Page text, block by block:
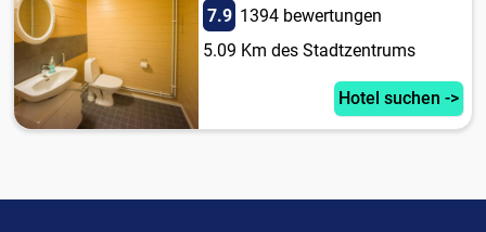
7.9 1394 bewertungen
5.09 Km des Stadtzentrums
Hotel suchen ->